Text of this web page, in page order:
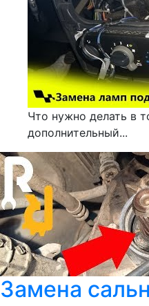
Что нужно делать в
дополнительный...
Замена